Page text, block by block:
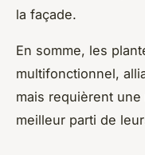
la façade.
En somme, les
multifonctionnel,
mais requièrent
meilleur parti de